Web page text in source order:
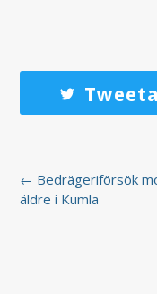
Tweeta
← Bedrägeriförsök
äldre i Kumla